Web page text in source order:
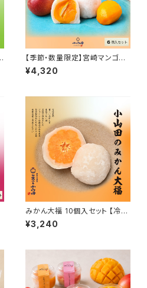
【季節・数量限定】宮崎マンゴー
まるごと大福 6個入りセット【冷
凍便】完熟マンゴー ミニマンゴ
¥4,320
みかん大福 10個入セット 【冷凍
便】フルーツ大福 ジューシー 白
あん ギフト プレゼント おもたせ
¥3,240